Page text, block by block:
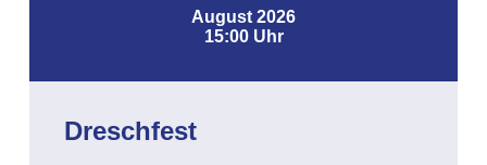
August 2026
15:00 Uhr
Dreschfest